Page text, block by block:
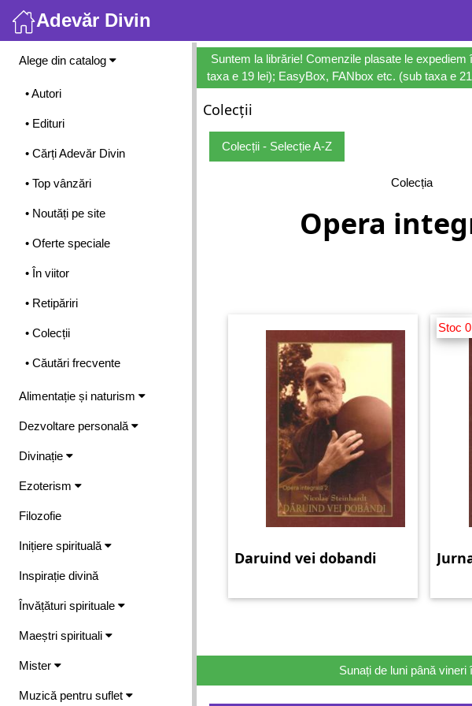
Adevăr Divin
Meniu
Alege din catalog
• Autori
• Edituri
• Cărți Adevăr Divin
• Top vânzări
• Noutăți pe site
• Oferte speciale
• În viitor
• Retipăriri
• Colecții
• Căutări frecvente
Alimentație și naturism
Dezvoltare personală
Divinație
Ezoterism
Filozofie
Inițiere spirituală
Inspirație divină
Învățături spirituale
Maeștri spirituali
Mister
Muzică pentru suflet
Suntem la librărie! Comenzile plasate le
taxa e 19 lei); EasyBox, FANbox etc. (sub taxa e
Colecții
Colecții - Selecție A-Z
Colecția
Opera
Daruind vei dobandi
Stoc 0
Sunați de luni până